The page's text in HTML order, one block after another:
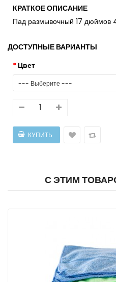
КРАТКОЕ ОПИСАНИЕ
Пад размывочный 17 дюймов
ДОСТУПНЫЕ ВАРИАНТЫ
Цвет
С ЭТИМ